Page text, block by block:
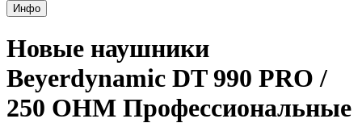
Инфо
Новые наушники
Beyerdynamic DT 990 PRO /
250 OHM Профессиональные